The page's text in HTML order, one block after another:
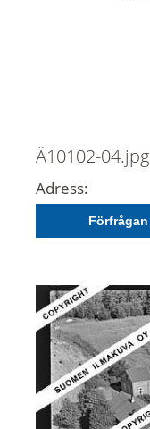
Ä10102-04.jpg
Adress:
Förfrågan